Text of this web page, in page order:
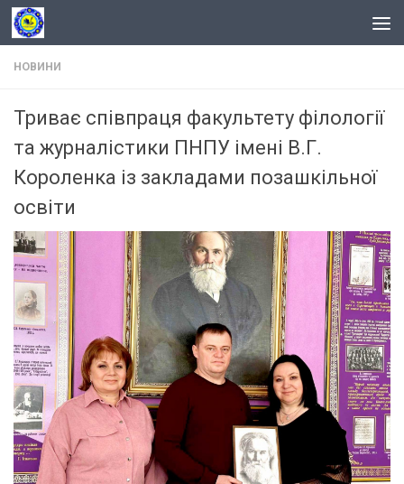
Skip to content
НОВИНИ
Триває співпраця факультету філології
та журналістики ПНПУ імені В.Г.
Короленка із закладами позашкільної
освіти